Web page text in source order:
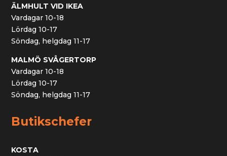
ÄLMHULT VID IKEA
Vardagar 10-18
Lördag 10-17
Söndag, helgdag 11-17
MALMÖ SVÅGERTORP
Vardagar 10-18
Lördag 10-17
Söndag, helgdag 11-17
Butikschefer
KOSTA